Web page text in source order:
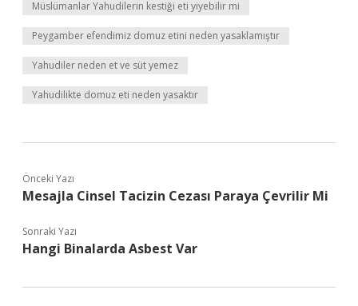
Müslümanlar Yahudilerin kestiği eti yiyebilir mi
Peygamber efendimiz domuz etini neden yasaklamıştır
Yahudiler neden et ve süt yemez
Yahudilikte domuz eti neden yasaktır
Önceki Yazı
Mesajla Cinsel Tacizin Cezası Paraya Çevrilir Mi
Sonraki Yazı
Hangi Binalarda Asbest Var